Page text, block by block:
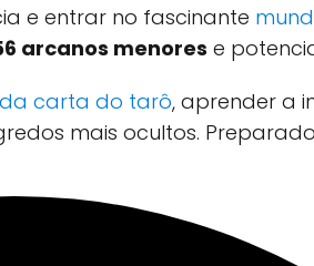
e entrar no fascinante
arcanos menores e
carta do tarô, aprender a
mais ocultos.